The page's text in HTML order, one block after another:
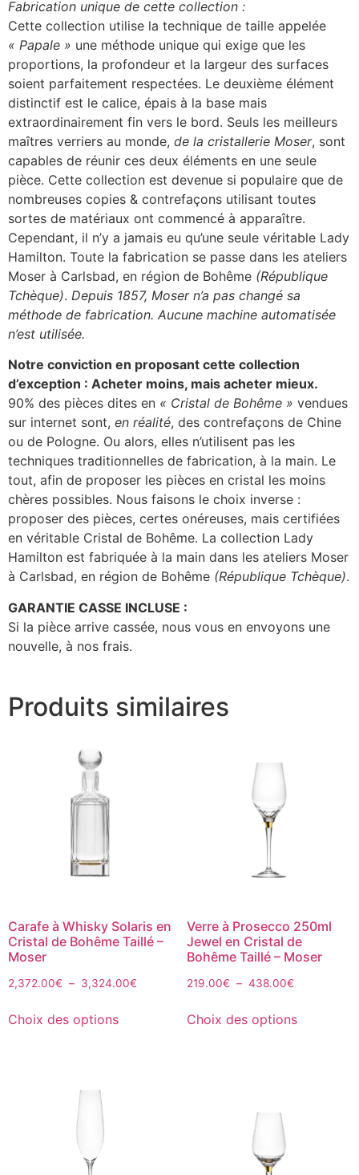
Fabrication unique de cette collection :
Cette collection utilise la technique de taille appelée
« Papale » une méthode unique qui exige que les
proportions, la profondeur et la largeur des surfaces
soient parfaitement respectées. Le deuxième élément
distinctif est le calice, épais à la base mais
extraordinairement fin vers le bord. Seuls les meilleurs
maîtres verriers au monde, de la cristallerie Moser, sont
capables de réunir ces deux éléments en une seule
pièce. Cette collection est devenue si populaire que de
nombreuses copies & contrefaçons utilisant toutes
sortes de matériaux ont commencé à apparaître.
Cependant, il n’y a jamais eu qu’une seule véritable Lady
Hamilton. Toute la fabrication se passe dans les ateliers
Moser à Carlsbad, en région de Bohême (République
Tchèque). Depuis 1857, Moser n’a pas changé sa
méthode de fabrication. Aucune machine automatisée
n’est utilisée.
Notre conviction en proposant cette collection
d’exception : Acheter moins, mais acheter mieux.
90% des pièces dites en « Cristal de Bohême » vendues
sur internet sont, en réalité, des contrefaçons de Chine
ou de Pologne. Ou alors, elles n’utilisent pas les
techniques traditionnelles de fabrication, à la main. Le
tout, afin de proposer les pièces en cristal les moins
chères possibles. Nous faisons le choix inverse :
proposer des pièces, certes onéreuses, mais certifiées
en véritable Cristal de Bohême. La collection Lady
Hamilton est fabriquée à la main dans les ateliers Moser
à Carlsbad, en région de Bohême (République Tchèque).
GARANTIE CASSE INCLUSE :
Si la pièce arrive cassée, nous vous en envoyons une
nouvelle, à nos frais.
Produits similaires
Carafe à Whisky Solaris en
Cristal de Bohême Taillé –
Moser
2,372.00€ – 3,324.00€
Choix des options
Verre à Prosecco 250ml
Jewel en Cristal de
Bohême Taillé – Moser
219.00€ – 438.00€
Choix des options